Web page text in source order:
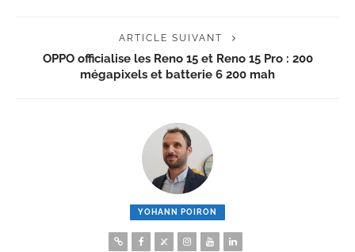
ARTICLE SUIVANT
OPPO officialise les Reno 15 et Reno 15 Pro : 200
mégapixels et batterie 6 200 mah
YOHANN POIRON